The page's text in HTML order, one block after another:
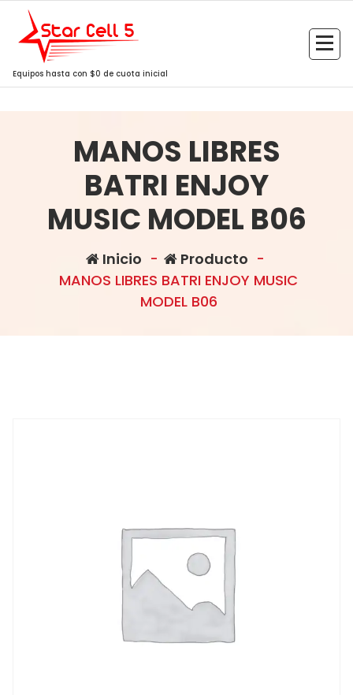
Saltar
contenido
Equipos hasta con $0 de cuota inicial
MANOS LIBRES
BATRI ENJOY
MUSIC MODEL B06
Inicio - Producto -
MANOS LIBRES BATRI ENJOY MUSIC
MODEL B06